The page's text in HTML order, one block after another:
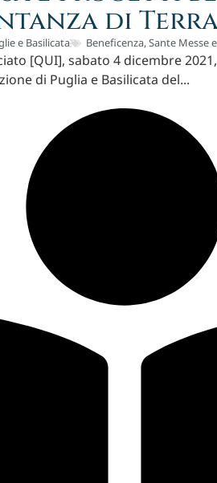
di
e Basilicata Beneficenza,Sante Messe
[QUI], sabato 4 dicembre
di Puglia e Basilicata del...